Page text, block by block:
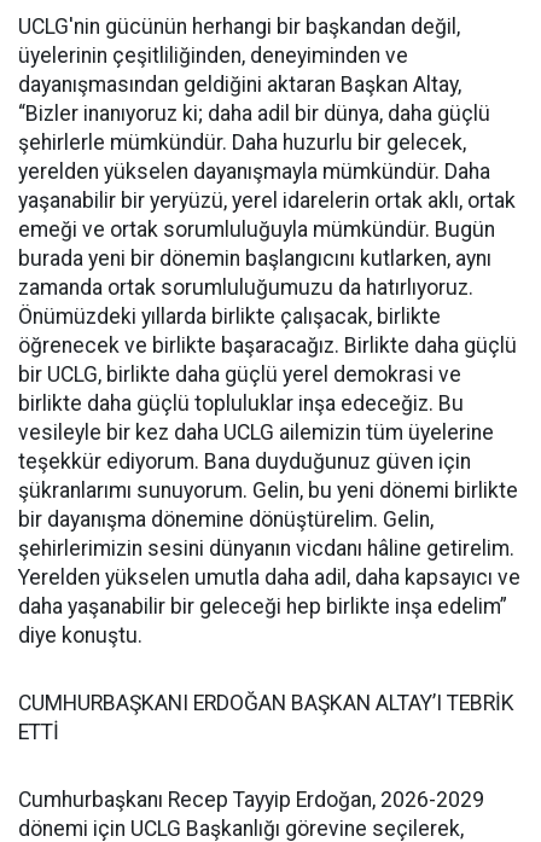
UCLG'nin gücünün herhangi bir başkandan değil,
üyelerinin çeşitliliğinden, deneyiminden ve
dayanışmasından geldiğini aktaran Başkan Altay,
“Bizler inanıyoruz ki; daha adil bir dünya, daha güçlü
şehirlerle mümkündür. Daha huzurlu bir gelecek,
yerelden yükselen dayanışmayla mümkündür. Daha
yaşanabilir bir yeryüzü, yerel idarelerin ortak aklı, ortak
emeği ve ortak sorumluluğuyla mümkündür. Bugün
burada yeni bir dönemin başlangıcını kutlarken, aynı
zamanda ortak sorumluluğumuzu da hatırlıyoruz.
Önümüzdeki yıllarda birlikte çalışacak, birlikte
öğrenecek ve birlikte başaracağız. Birlikte daha güçlü
bir UCLG, birlikte daha güçlü yerel demokrasi ve
birlikte daha güçlü topluluklar inşa edeceğiz. Bu
vesileyle bir kez daha UCLG ailemizin tüm üyelerine
teşekkür ediyorum. Bana duyduğunuz güven için
şükranlarımı sunuyorum. Gelin, bu yeni dönemi birlikte
bir dayanışma dönemine dönüştürelim. Gelin,
şehirlerimizin sesini dünyanın vicdanı hâline getirelim.
Yerelden yükselen umutla daha adil, daha kapsayıcı ve
daha yaşanabilir bir geleceği hep birlikte inşa edelim”
diye konuştu.
CUMHURBAŞKANI ERDOĞAN BAŞKAN ALTAY’I TEBRİK
ETTİ
Cumhurbaşkanı Recep Tayyip Erdoğan, 2026-2029
dönemi için UCLG Başkanlığı görevine seçilerek,